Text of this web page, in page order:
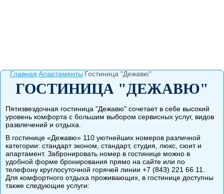
Главная Апартаменты Гостиница "Дежавю"
ГОСТИНИЦА "ДЕЖАВЮ"
Пятизвездочная гостиница "Дежавю" сочетает в себе высокий
уровень комфорта с большим выбором сервисных услуг, видов
развлечений и отдыха.
В гостинице «Дежавю» 110 уютнейших номеров различной
категории: стандарт эконом, стандарт, студия, люкс, сюит и
апартамент. Забронировать номер в гостинице можно в
удобной форме бронирования прямо на сайте или по
телефону круглосуточной горячей линии +7 (843) 221 66 11.
Для комфортного отдыха проживающих, в гостинице доступны
также следующие услуги: